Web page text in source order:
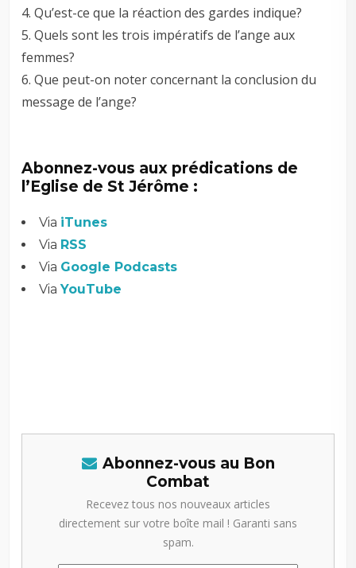
4. Qu’est-ce que la réaction des gardes indique?
5. Quels sont les trois impératifs de l’ange aux
femmes?
6. Que peut-on noter concernant la conclusion du
message de l’ange?
Abonnez-vous aux prédications de
l’Eglise de St Jérôme :
Via iTunes
Via RSS
Via Google Podcasts
ViaYouTube
Abonnez-vous au Bon
Combat
Recevez tous nos nouveaux articles
directement sur votre boîte mail ! Garanti sans
spam.